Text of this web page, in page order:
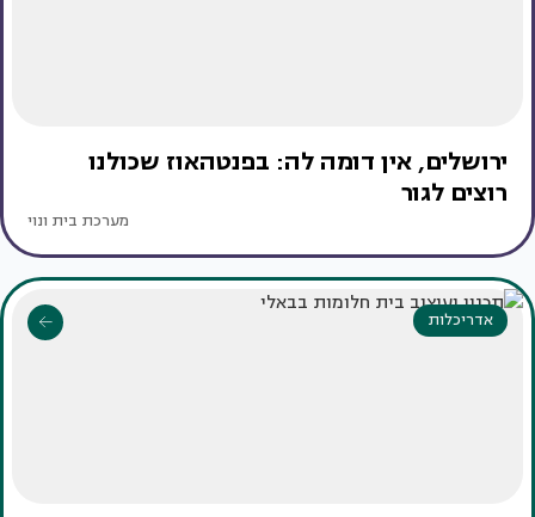
ירושלים, אין דומה לה: בפנטהאוז שכולנו
רוצים לגור
מערכת בית ונוי
אדריכלות